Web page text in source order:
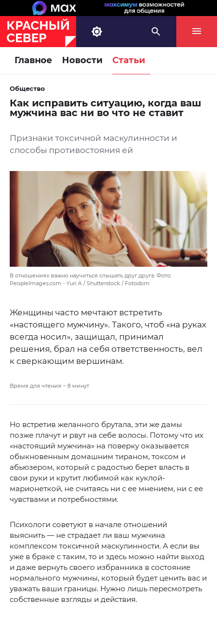
Главное Новости Статьи
Общество
Как исправить ситуацию, когда ваш
мужчина вас ни во что не ставит
Признаки токсичной маскулинности и
способы противостояния ей
В отношениях важно научиться слышать друг друга. Фото:
PeopleImages.com - Yuri A / Shutterstock / Fotodom
Женщины часто мечтают встретить
«настоящего мужчину». Такого, чтоб «на руках
всегда носил», защищал, принимал
решения, брал на себя ответственность, вел
к сверкающим вершинам.
Время для чтения ~ 8 минут
Но встретив желанного брутала, эти же дамы
позже плачут и рвут на себе волосы. Потому что их
«настоящий мужчина» на поверку оказывается
обыкновенным домашним тираном, токсом и
абьюзером, который с радостью берет власть в
свои руки и крутит любимой как куклой-
марионеткой, не считаясь ни с ее мнением, ни с ее
чувствами и потребностями.
Психологи советуют в начале отношений
выяснить — не страдает ли ваш мужчина
комплексом токсичной маскулинности. А если вы
уже в браке с таким, то и здесь можно найти выход
и даже вернуть своего избранника в состояние
нормального мужчины, который будет ценить вас и
уважать ваши границы. Нужно лишь пересмотреть
собственные взгляды и действия.